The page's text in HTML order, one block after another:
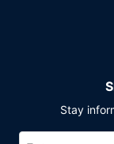
Stay